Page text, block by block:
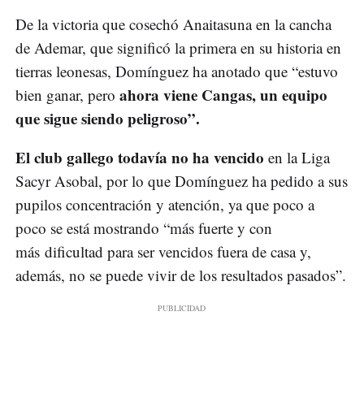
De la victoria que cosechó Anaitasuna en la cancha
de Ademar, que significó la primera en su historia en
tierras leonesas, Domínguez ha anotado que “estuvo
bien ganar, pero ahora viene Cangas, un equipo
que sigue siendo peligroso”.
El club gallego todavía no ha vencido en la Liga
Sacyr Asobal, por lo que Domínguez ha pedido a sus
pupilos concentración y atención, ya que poco a
poco se está mostrando “más fuerte y con
más dificultad para ser vencidos fuera de casa y,
además, no se puede vivir de los resultados pasados”.